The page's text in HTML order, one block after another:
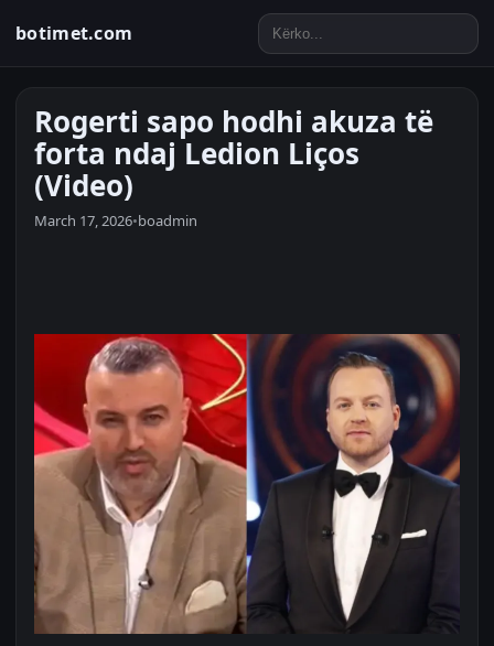
botimet.com
Rogerti sapo hodhi akuza të
forta ndaj Ledion Liços
(Video)
March 17, 2026•boadmin